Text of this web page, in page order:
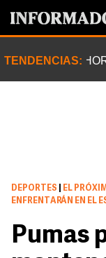
TENDENCIAS:
DEPORTES
EL
ENFRENTARÁN EN EL
Pumas